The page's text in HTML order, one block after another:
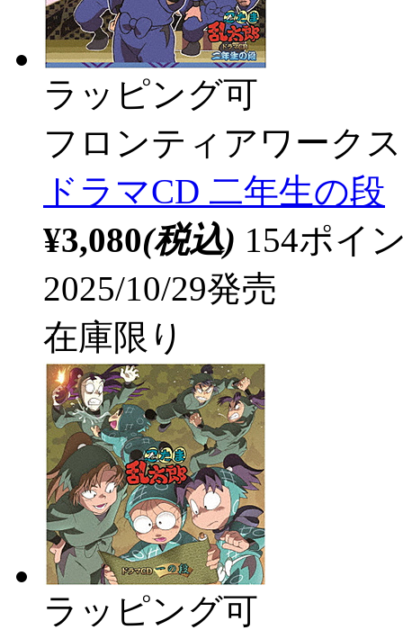
ラッピング可
フロンティアワークス
ドラマCD 二年生の段
¥3,080(税込) 154ポイ
2025/10/29発売
在庫限り
ラッピング可